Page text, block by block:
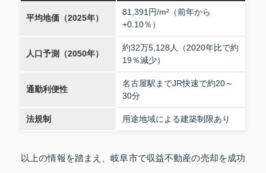
平均地価（2025年）
81,391円/m²（前年から
+0.10％）
人口予測（2050年）
約32万5,128人（2020年比で約
19％減少）
通勤利便性
名古屋駅までJR快速で約20～
30分
法規制 用途地域による建築制限あり
以上の情報を踏まえ、岐阜市で収益不動産の売却を成功